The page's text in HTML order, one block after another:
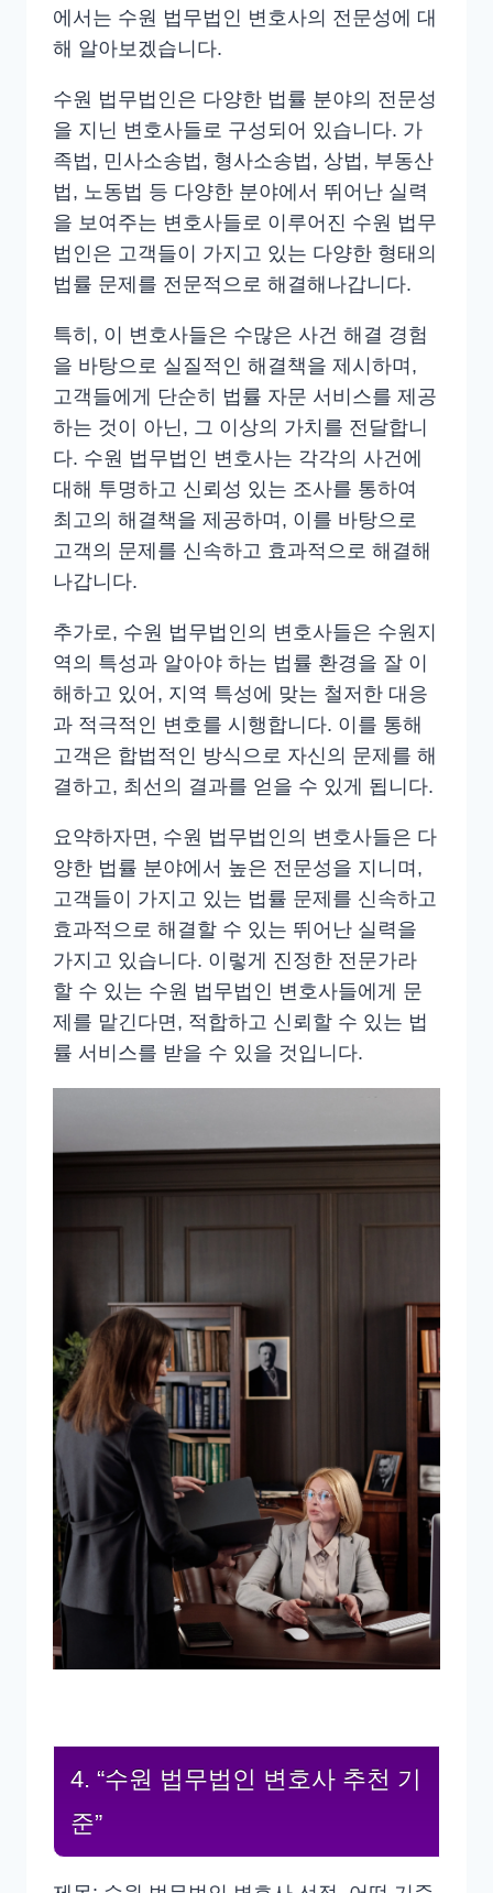
에서는 수원 법무법인 변호사의 전문성에 대
해 알아보겠습니다.
수원 법무법인은 다양한 법률 분야의 전문성
을 지닌 변호사들로 구성되어 있습니다. 가
족법, 민사소송법, 형사소송법, 상법, 부동산
법, 노동법 등 다양한 분야에서 뛰어난 실력
을 보여주는 변호사들로 이루어진 수원 법무
법인은 고객들이 가지고 있는 다양한 형태의
법률 문제를 전문적으로 해결해나갑니다.
특히, 이 변호사들은 수많은 사건 해결 경험
을 바탕으로 실질적인 해결책을 제시하며,
고객들에게 단순히 법률 자문 서비스를 제공
하는 것이 아닌, 그 이상의 가치를 전달합니
다. 수원 법무법인 변호사는 각각의 사건에
대해 투명하고 신뢰성 있는 조사를 통하여
최고의 해결책을 제공하며, 이를 바탕으로
고객의 문제를 신속하고 효과적으로 해결해
나갑니다.
추가로, 수원 법무법인의 변호사들은 수원지
역의 특성과 알아야 하는 법률 환경을 잘 이
해하고 있어, 지역 특성에 맞는 철저한 대응
과 적극적인 변호를 시행합니다. 이를 통해
고객은 합법적인 방식으로 자신의 문제를 해
결하고, 최선의 결과를 얻을 수 있게 됩니다.
요약하자면, 수원 법무법인의 변호사들은 다
양한 법률 분야에서 높은 전문성을 지니며,
고객들이 가지고 있는 법률 문제를 신속하고
효과적으로 해결할 수 있는 뛰어난 실력을
가지고 있습니다. 이렇게 진정한 전문가라
할 수 있는 수원 법무법인 변호사들에게 문
제를 맡긴다면, 적합하고 신뢰할 수 있는 법
률 서비스를 받을 수 있을 것입니다.
4. “수원 법무법인 변호사 추천 기
준”